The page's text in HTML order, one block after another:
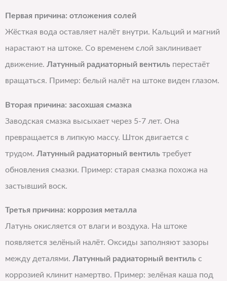
Первая причина: отложения солей
Жёсткая вода оставляет налёт внутри. Кальций и магний
нарастают на штоке. Со временем слой заклинивает
движение. Латунный радиаторный вентиль перестаёт
вращаться. Пример: белый налёт на штоке виден глазом.
Вторая причина: засохшая смазка
Заводская смазка высыхает через 5-7 лет. Она
превращается в липкую массу. Шток двигается с
трудом. Латунный радиаторный вентиль требует
обновления смазки. Пример: старая смазка похожа на
застывший воск.
Третья причина: коррозия металла
Латунь окисляется от влаги и воздуха. На штоке
появляется зелёный налёт. Оксиды заполняют зазоры
между деталями. Латунный радиаторный вентиль с
коррозией клинит намертво. Пример: зелёная каша под